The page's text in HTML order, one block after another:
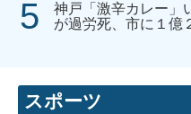
神戸「激辛カレー
が過労死、市に１億
スポーツ